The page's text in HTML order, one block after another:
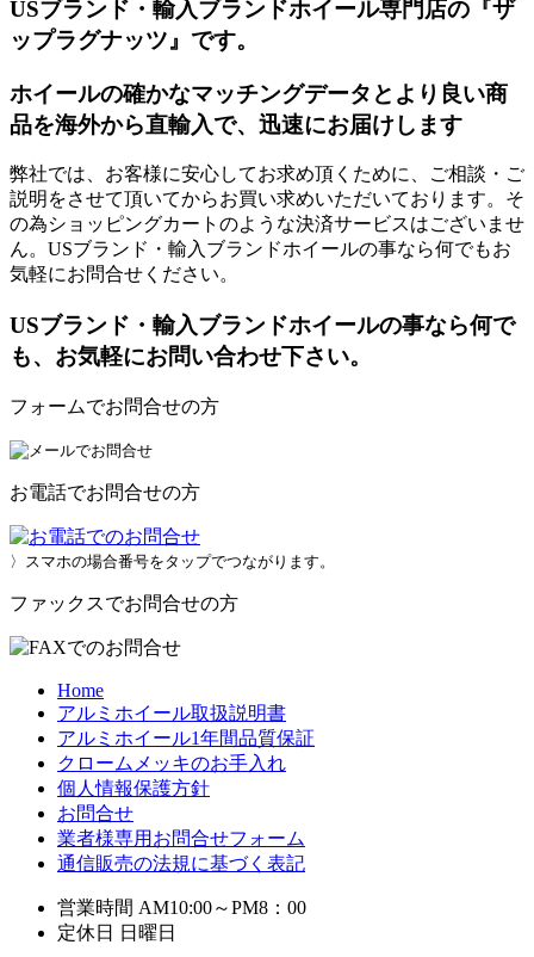
USブランド・輸入ブランドホイール専門店の『ザ
ップラグナッツ』です。
ホイールの確かなマッチングデータとより良い商
品を海外から直輸入で、迅速にお届けします
弊社では、お客様に安心してお求め頂くために、ご相談・ご
説明をさせて頂いてからお買い求めいただいております。そ
の為ショッピングカートのような決済サービスはございませ
ん。USブランド・輸入ブランドホイールの事なら何でもお
気軽にお問合せください。
USブランド・輸入ブランドホイールの事なら何で
も、お気軽にお問い合わせ下さい。
フォームでお問合せの方
お電話でお問合せの方
〉スマホの場合番号をタップでつながります。
ファックスでお問合せの方
Home
アルミホイール取扱説明書
アルミホイール1年間品質保証
クロームメッキのお手入れ
個人情報保護方針
お問合せ
業者様専用お問合せフォーム
通信販売の法規に基づく表記
営業時間 AM10:00～PM8：00
定休日 日曜日